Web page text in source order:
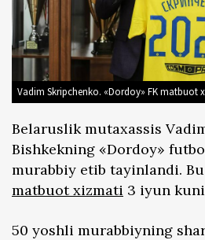
Vadim Skripchenko. «Dordoy» FK matbuot
Belaruslik mutaxassis
Bishkekning «Dordoy»
murabbiy etib tayinlandi.
matbuot xizmati 3 iyun
50 yoshli murabbiyning